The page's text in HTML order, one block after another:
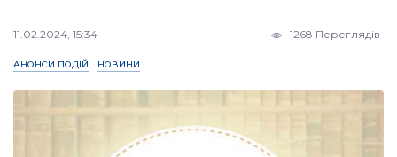
11.02.2024, 15:34 1268 Переглядів
АНОНСИ ПОДІЙ НОВИНИ